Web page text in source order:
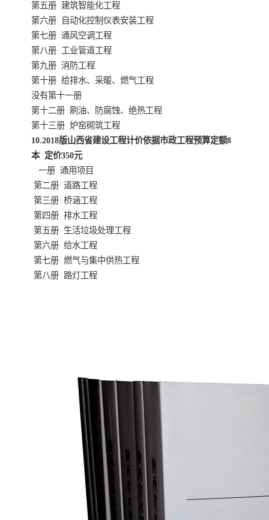
第五册 建筑智能化工程
第六册 自动化控制仪表安装工程
第七册 通风空调工程
第八册 工业管道工程
第九册 消防工程
第十册 给排水、采暖、燃气工程
没有第十一册
第十二册 刷油、防腐蚀、绝热工程
第十三册 炉窑砌筑工程
10.2018版山西省建设工程计价依据市政工程预算定额8
本 定价350元
一册 通用项目
第二册 道路工程
第三册 桥涵工程
第四册 排水工程
第五册 生活垃圾处理工程
第六册 给水工程
第七册 燃气与集中供热工程
第八册 路灯工程
云南省建设工程预算定额
陕西省水利工程概预算定
冶金工业建设工程概算定
天津建设工程预算定额
广东省水利水电概预算定
四川省清单计价定额